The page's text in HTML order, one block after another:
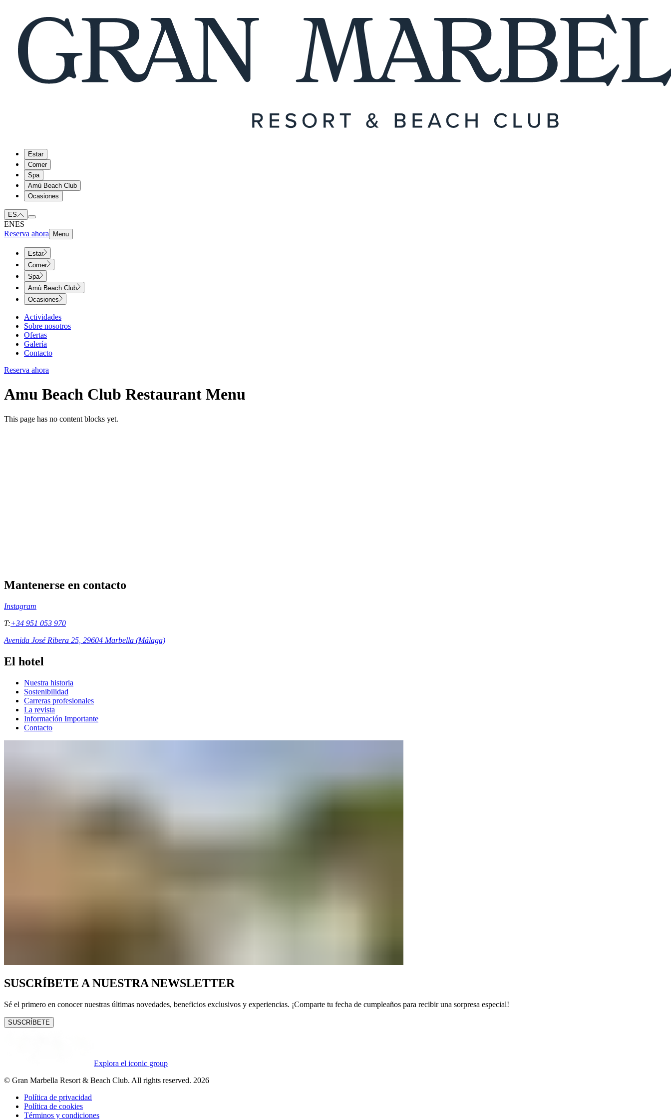
Estar
Comer
Spa
Amù Beach Club
Ocasiones
ES
ENES
Reserva ahora
Menu
Estar
Comer
Spa
Amù Beach Club
Ocasiones
Actividades
Sobre nosotros
Ofertas
Galería
Contacto
Reserva ahora
Amu Beach Club Restaurant Menu​​​​‌ ‍ ​‍​‍‌‍ ‌ ​‍‌‍‍‌‌‍‌ ‌‍‍‌‌‍ ‍​‍​‍​ ‍‍​‍​‍‌ ​ ‌‍​‌‌‍ ‍‌‍‍‌‌ ‌​‌ ‍‌​‍ ‍‌‍‍‌‌‍ ​‍​‍​‍ ​​‍​‍‌‍‍​‌ ​‍‌‍‌‌‌‍‌‍​‍​‍​ ‍‍​‍​‍‌‍‍​‌ ‌​‌ ‌​‌ ​​‌ ​ ​ ‍‍​‍ ​‍ ‌‍ ​​‍ ‌‌‍​‌‌‍ ‍‌‍‌​​‍ ‌‌ ​‍​‍ ‌‌‍‍​‌‍ ‌ ‌​‌‍‌‌‌‍ ​‌ ​ ​‍ ‌‌ ​ ‌ ‌​‌ ‌‌‌‍‌​‌‍‍‌‌‍ ​‍ ‍‌ ‌‍‌‍‌‌‌ ​‍‌‍​ ‌‍‌‌‌‍ ​​‍ ‍‌‍​‌‌ ​​‌ ​​​‍ ‌‍‍‌‌‍ ‍‌ ‌​‌‍‌‌‌‍ ‍‌ ‌​​‍ ‌‍‌‌‌‍‌​‌‍‍‌‌ ‌​​‍ ‌‍ ‌‌‍ ‌‍‌​‌‍‌‌​ ‌‌ ​​‌ ​‍‌‍‌‌‌ ​ ‌‍‌‌‌‍ ‍‌ ‌​‌‍​‌‌ ‌​‌‍‍‌‌‍ ‌‍ ‍​ ‍ ‌‍‍‌‌‍‌​​ ‌‌‍‌‍​ ​ ​ ‍‌​ ‌​​ ​‌​ ‍​​ ​ ​ ​‌​‍ ‌‌‍‌‌​ ​ ​ ‌‍​ ‍​​‍ ‌​ ‌​‌‍‌‌​ ‌‌‌‍​‍​‍ ‌‌‍​‌‌‍‌‍‌‍‌‍​ ‌​​‍ ‌‌‍​‍‌‍‌‌‌‍​ ‌‍‌​‌‍​ ​ ​‍​ ​​‌‍​‌​ ​‍‌‍‌‌​ ‍‌‌‍‌‍​ ‍ ‌ ‌​‌ ‍‌‌ ​​‌‍‌‌​ ‌‌‍‍​‌‍ ‌ ‌​‌‍‌‌‌‍ ​‌‌​ ‌‍‍‌‌ ‌​‌‍‌‌‌‌​​‌‍​‌‌‍‌ ‌‍‌‌​ ‍ ‌ ​​‌‍​‌‌ ‌​‌‍‍​​ ‌‌ ‌​‌‍‍‌‌ ‌​‌‍ ​‌‍‌‌​ ‌‍​‍‌‍​‌‌ ​ ‌‍‌‌‌‌‌‌‌ ​‍‌‍ ​​ ‌‌‍‍​‌ ‌​‌ ‌​‌ ​​‌ ​ ​‍‌‌​ ​ ‌​​‌​‍‌‌​ ​‍‌​‌‍​‍‌‌​ ​‍‌​‌‍‌‍ ​​‍ ‌‌‍​‌‌‍ ‍‌‍‌​​‍ ‌‌ ​‍​‍ ‌‌‍‍​‌‍ ‌ ‌​‌‍‌‌‌‍ ​‌ ​ ​‍ ‌‌ ​ ‌ ‌​‌ ‌‌‌‍‌​‌‍‍‌‌‍ ​‍ ‍‌ ‌‍‌‍‌‌‌ ​‍‌‍​ ‌‍‌‌‌‍ ​​‍ ‍‌‍​‌‌ ​​‌ ​​​‍‌‍‌‍‍‌‌‍‌​​ ‌‌‍‌‍​ ​ ​ ‍‌​ ‌​​ ​‌​ ‍​​ ​ ​ ​‌​‍ ‌‌‍‌‌​ ​ ​ ‌‍​ ‍​​‍ ‌​ ‌​‌‍‌‌​ ‌‌‌‍​‍​‍ ‌‌‍​‌‌‍‌‍‌‍‌‍​ ‌​​‍ ‌‌‍​‍‌‍‌‌‌‍​ ‌‍‌​‌‍​ ​ ​‍​ ​​‌‍​‌​ ​‍‌‍‌‌​ ‍‌‌‍‌‍​‍‌‍‌ ‌​‌ ‍‌‌ ​​‌‍‌‌​ ‌‌‍‍​‌‍ ‌ ‌​‌‍‌‌‌‍ ​‌‌​ ‌‍‍‌‌ ‌​‌‍‌‌‌‌​​‌‍​‌‌‍‌ ‌‍‌‌​‍‌‍‌ ​​‌‍​‌‌ ‌​‌‍‍​​ ‌‌ ‌​‌‍‍‌‌ ‌​‌‍ ​‌‍‌‌​‍‌‍‌ ​​‌‍‌‌‌ ​‍‌ ​ ‌ ​​‌‍‌‌‌‍​ ‌ ‌​‌‍‍‌‌ ‌‍‌‍‌‌​ ‌‌ ​​‌ ‌‌‌‍​‍‌‍ ​‌‍‍‌‌ ​ ‌‍‍​‌‍‌‌‌‍‌​​‍​‍‌ ‌
This page has no content blocks yet.
Mantenerse en contacto
Instagram
T:+34 951 053 970
Avenida José Ribera 25, 29604 Marbella (Málaga)
El hotel
Nuestra historia
Sostenibilidad
Carreras profesionales
La revista
Información Importante
Contacto
SUSCRÍBETE A NUESTRA NEWSLETTER
Sé el primero en conocer nuestras últimas novedades, beneficios exclusivos y experiencias. ¡Comparte tu fecha de cumpleaños para recibir una sorpresa especial!
SUSCRÍBETE
Explora el iconic group
© Gran Marbella Resort & Beach Club. All rights reserved. 2026
Política de privacidad
Política de cookies
Términos y condiciones